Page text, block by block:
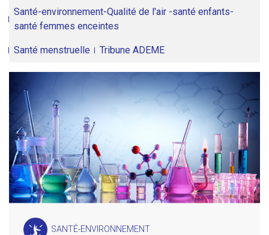
Santé-environnement-Qualité de l'air -santé enfants-
santé femmes enceintes
Santé menstruelle Tribune ADEME
SANTÉ-ENVIRONNEMENT